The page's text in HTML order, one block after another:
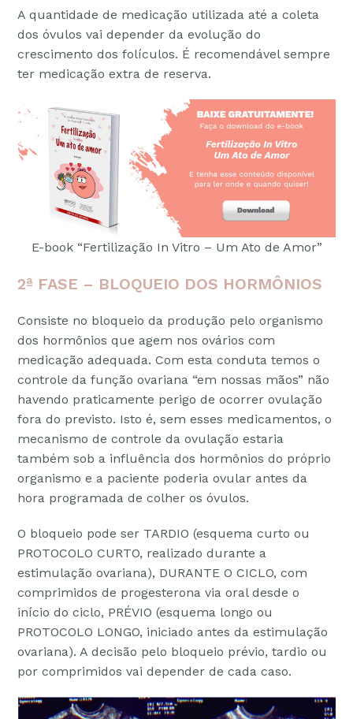
A quantidade de medicação utilizada até a coleta
dos óvulos vai depender da evolução do
crescimento dos folículos. É recomendável sempre
ter medicação extra de reserva.
E-book “Fertilização In Vitro – Um Ato de Amor”
2ª FASE – BLOQUEIO DOS HORMÔNIOS
Consiste no bloqueio da produção pelo organismo
dos hormônios que agem nos ovários com
medicação adequada. Com esta conduta temos o
controle da função ovariana “em nossas mãos” não
havendo praticamente perigo de ocorrer ovulação
fora do previsto. Isto é, sem esses medicamentos, o
mecanismo de controle da ovulação estaria
também sob a influência dos hormônios do próprio
organismo e a paciente poderia ovular antes da
hora programada de colher os óvulos.
O bloqueio pode ser TARDIO (esquema curto ou
PROTOCOLO CURTO, realizado durante a
estimulação ovariana), DURANTE O CICLO, com
comprimidos de progesterona via oral desde o
início do ciclo, PRÉVIO (esquema longo ou
PROTOCOLO LONGO, iniciado antes da estimulação
ovariana). A decisão pelo bloqueio prévio, tardio ou
por comprimidos vai depender de cada caso.